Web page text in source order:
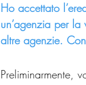
Ho accettato
un’agenzia per
altre agenzie.
Preliminarmente,